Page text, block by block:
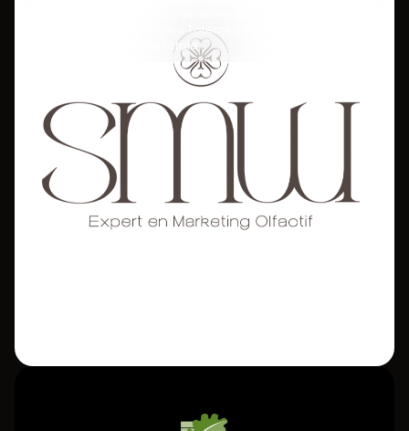
des fragrances depuis nos Totems sonores pour une
expérience sensorielle totale.